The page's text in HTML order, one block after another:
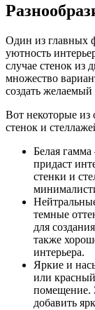
Один из главных
уютность
случае стенок из
множество
создать
Вот некоторые
стенок и
Белая
придаст
стенки и
темные
для
также
интерьера.
Яркие и
или
помещение.
добавить